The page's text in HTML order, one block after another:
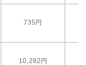
735円
10,282円